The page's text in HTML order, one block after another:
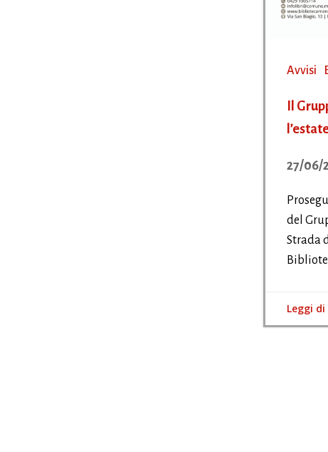
Avvisi
Il
27/06/
del
Strada
Leggi di